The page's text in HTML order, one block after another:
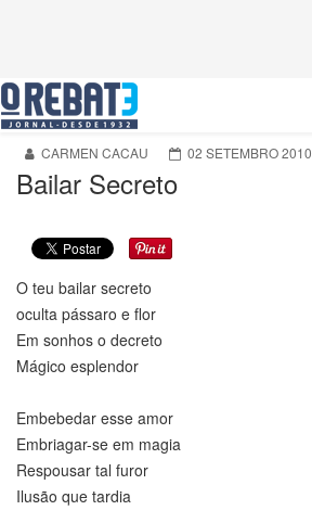
CARMEN CACAU 02 SETEMBRO 2010
Bailar Secreto
O teu bailar secreto
oculta pássaro e flor
Em sonhos o decreto
Mágico esplendor
Embebedar esse amor
Embriagar-se em magia
Respousar tal furor
Ilusão que tardia